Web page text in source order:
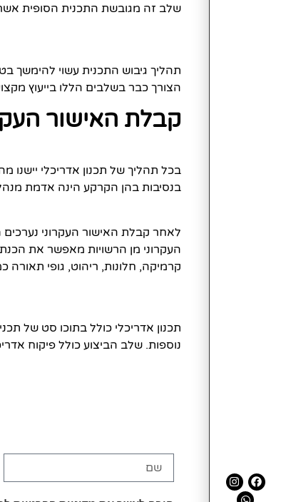
שלב זה מגובשת התכנית הסופית אשר
תהליך גיבוש התכנית עשוי להימשך
הצורך כבר בשלבים הללו בייעוץ
קבלת האישור
בכל תהליך של תכנון אדריכלי יישנו
בנסיבות בהן הקרקע הינה אדמת
לאחר קבלת האישור העקרוני נערכים
העקרוני מן הרשויות מאפשר את
קרמיקה, חלונות, ריהוט, גופי תאורה
תכנון אדריכלי כולל בתוכו סט של
נוספות. שלב הביצוע כולל פיקוח